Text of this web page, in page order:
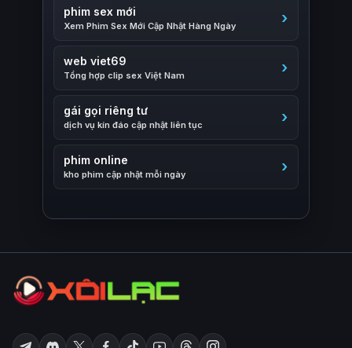
phim sex mới
Xem Phim Sex Mới Cập Nhật Hàng Ngày
web viet69
Tổng hợp clip sex Việt Nam
gái gọi riêng tư
dịch vụ kín đáo cập nhật liên tục
phim online
kho phim cập nhật mỗi ngày